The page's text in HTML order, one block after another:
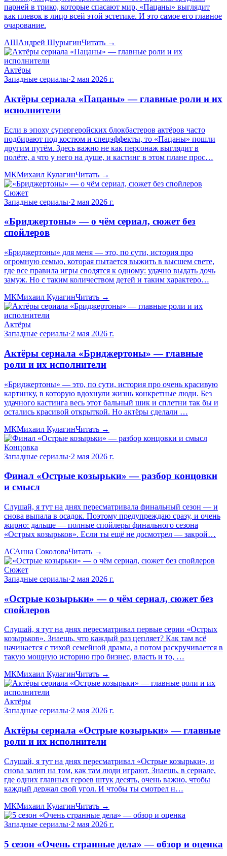
парней в трико, которые спасают мир, «Пацаны» выглядит
как плевок в лицо всей этой эстетике. И это самое его главное
очарование.
АШАндрей ШурыгинЧитать →
Актёры
Западные сериалы·2 мая 2026 г.
Актёры сериала «Пацаны» — главные роли и их
исполнители
Если в эпоху супергеройских блокбастеров актёров часто
подбирают под костюм и спецэффекты, то «Пацаны» пошли
другим путём. Здесь важно не как персонаж выглядит в
полёте, а что у него на душе, и кастинг в этом плане прос…
МКМихаил КулагинЧитать →
Сюжет
Западные сериалы·2 мая 2026 г.
«Бриджертоны» — о чём сериал, сюжет без
спойлеров
«Бриджертоны» для меня — это, по сути, история про
огромную семью, которая пытается выжить в высшем свете,
где все правила игры сводятся к одному: удачно выдать дочь
замуж. Но с таким количеством детей и таким характеро…
МКМихаил КулагинЧитать →
Актёры
Западные сериалы·2 мая 2026 г.
Актёры сериала «Бриджертоны» — главные
роли и их исполнители
«Бриджертоны» — это, по сути, история про очень красивую
картинку, в которую вдохнули жизнь конкретные люди. Без
удачного кастинга весь этот бальный шик и сплетни так бы и
остались красивой открыткой. Но актёры сделали …
МКМихаил КулагинЧитать →
Концовка
Западные сериалы·2 мая 2026 г.
Финал «Острые козырьки» — разбор концовки
и смысл
Слушай, я тут на днях пересматривала финальный сезон — и
снова выпала в осадок. Поэтому предупреждаю сразу, и очень
жирно: дальше — полные спойлеры финального сезона
«Острых козырьков». Если ты ещё не досмотрел — закрой…
АСАнна СоколоваЧитать →
Сюжет
Западные сериалы·2 мая 2026 г.
«Острые козырьки» — о чём сериал, сюжет без
спойлеров
Слушай, я тут на днях пересматривал первые серии «Острых
козырьков». Знаешь, что каждый раз цепляет? Как там всё
начинается с тихой семейной драмы, а потом раскручивается в
такую мощную историю про бизнес, власть и то, …
МКМихаил КулагинЧитать →
Актёры
Западные сериалы·2 мая 2026 г.
Актёры сериала «Острые козырьки» — главные
роли и их исполнители
Слушай, я тут на днях пересматривал «Острые козырьки», и
снова залип на том, как там люди играют. Знаешь, в сериале,
где одних главных героев штук десять, очень важно, чтобы
каждый держал свой угол. И чтобы ты смотрел н…
МКМихаил КулагинЧитать →
Западные сериалы·2 мая 2026 г.
5 сезон «Очень странные дела» — обзор и оценка